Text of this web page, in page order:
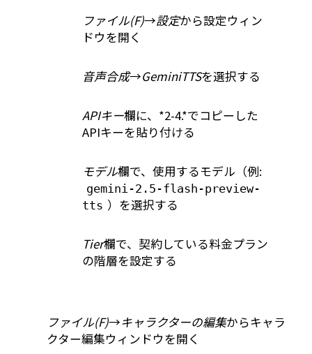
ファイル(F)→設定から設定ウィン
ドウを開く
音声合成→GeminiTTSを選択する
APIキー欄に、*2-4.*でコピーした
APIキーを貼り付ける
モデル欄で、使用するモデル（例:
gemini-2.5-flash-preview-
tts ）を選択する
Tier欄で、契約している料金プラン
の階層を設定する
ファイル(F)→キャラクターの編集からキャラ
クター編集ウィンドウを開く